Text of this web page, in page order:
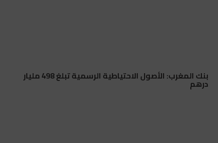
بنك المغرب: الأصول الاحتياطية الرسمية تبلغ 498 مليار
درهم